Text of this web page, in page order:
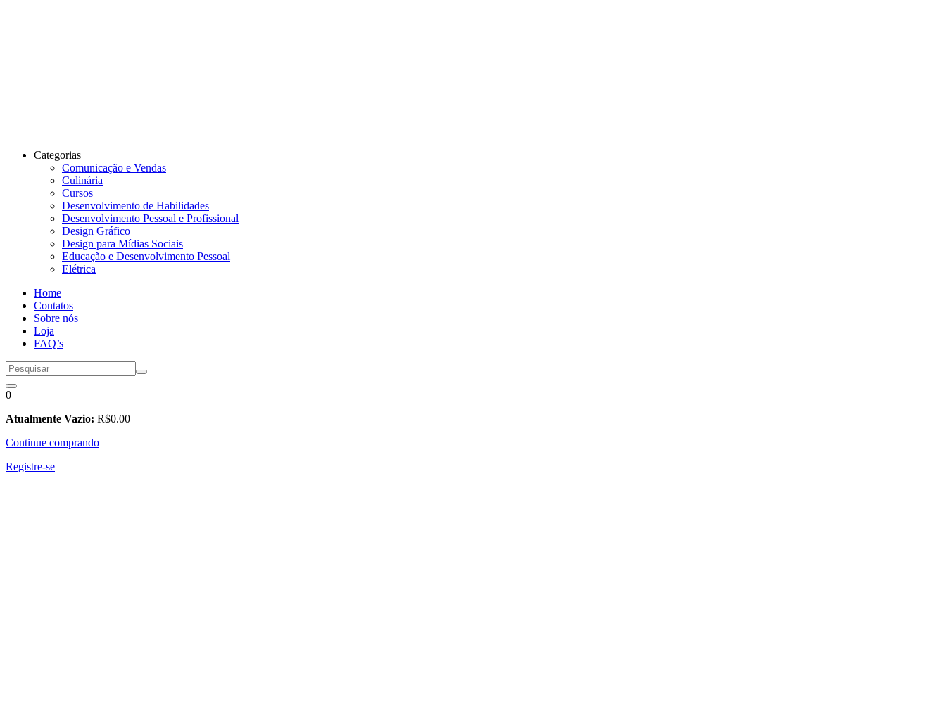
Categorias
Comunicação e Vendas
Culinária
Cursos
Desenvolvimento de Habilidades
Desenvolvimento Pessoal e Profissional
Design Gráfico
Design para Mídias Sociais
Educação e Desenvolvimento Pessoal
Elétrica
Home
Contatos
Sobre nós
Loja
FAQ’s
0
Atualmente Vazio: R$0.00
Continue comprando
Registre-se